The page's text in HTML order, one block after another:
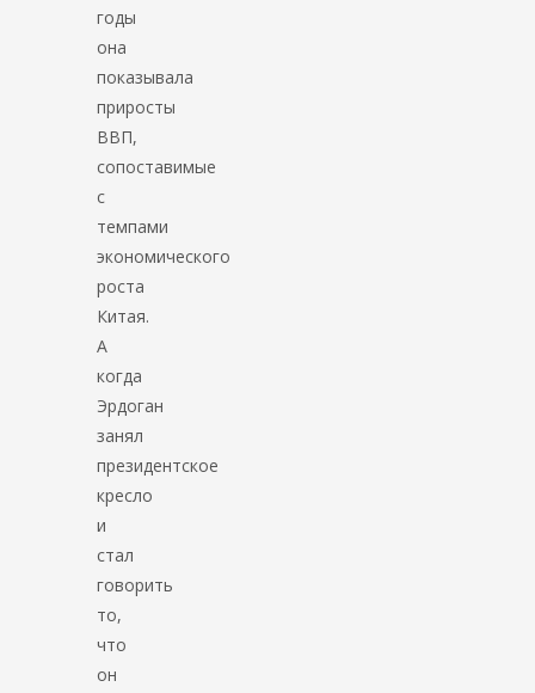
годы
она
показывала
приросты
ВВП,
сопоставимые
с
темпами
экономического
роста
Китая.
А
когда
Эрдоган
занял
президентское
кресло
и
стал
говорить
то,
что
он